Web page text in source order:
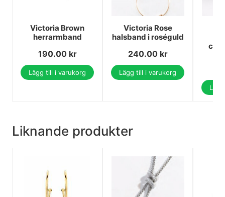
Victoria Brown
herrarmband
190.00 kr
Lägg till i varukorg
Victoria Rose
halsband i roséguld
240.00 kr
Lägg till i varukorg
Liknande produkter